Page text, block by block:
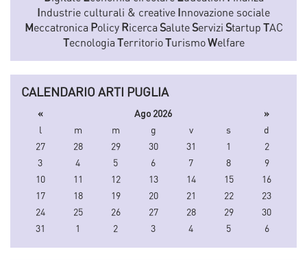
Industrie culturali & creative Innovazione sociale
Meccatronica Policy Ricerca SaluteServizi Startup TAC
Tecnologia TerritorioTurismoWelfare
CALENDARIO ARTI PUGLIA
« Ago 2026
»
l
m m g v s
d
27
28 29 30 31 1
2
3
4 5 6 7 8
9
10
11 12 13 14 15
16
17
18 19 20 21 22
23
24
25 26 27 28 29
30
31
1 2 3 4 5 6